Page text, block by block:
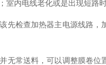
室内电线老化或是出现短路
先检查加热器主电源线路
无常送料，可以调整膜卷